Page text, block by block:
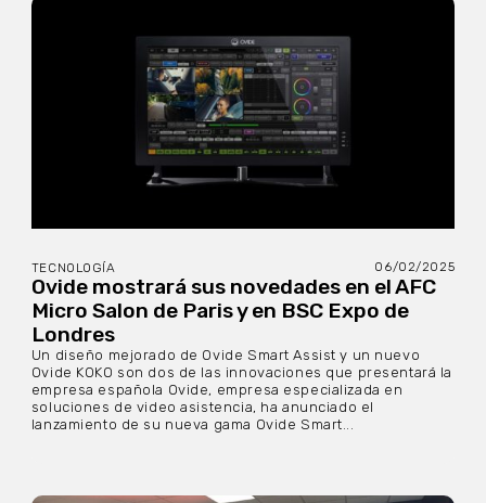
TECNOLOGÍA 06/02/2025
Ovide mostrará sus novedades en el AFC
Micro Salon de Paris y en BSC Expo de
Londres
Un diseño mejorado de Ovide Smart Assist y un nuevo
Ovide KOKO son dos de las innovaciones que presentará la
empresa española Ovide, empresa especializada en
soluciones de video asistencia, ha anunciado el
lanzamiento de su nueva gama Ovide Smart...